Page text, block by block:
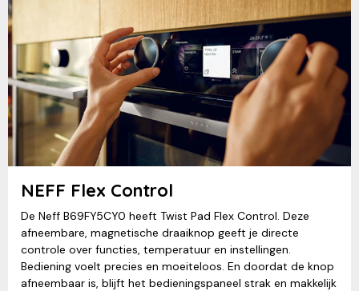
NEFF Flex Control
De Neff B69FY5CY0 heeft Twist Pad Flex Control. Deze
afneembare, magnetische draaiknop geeft je directe
controle over functies, temperatuur en instellingen.
Bediening voelt precies en moeiteloos. En doordat de knop
afneembaar is, blijft het bedieningspaneel strak en makkelijk